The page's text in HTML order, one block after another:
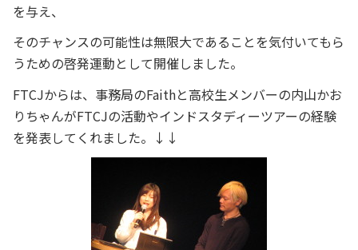
を与え、
そのチャンスの可能性は無限大であることを気付いてもら
うための啓発運動として開催しました。
FTCJからは、事務局のFaithと高校生メンバーの内山かお
りちゃんがFTCJの活動やインドスタディーツアーの経験
を発表してくれました。↓↓